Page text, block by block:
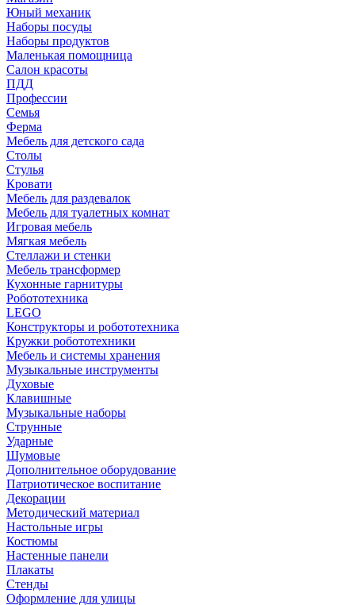
Юный механик
Наборы посуды
Наборы продуктов
Маленькая помощница
Салон красоты
ПДД
Профессии
Семья
Ферма
Мебель для детского сада
Столы
Cтулья
Кровати
Мебель для раздевалок
Мебель для туалетных комнат
Игровая мебель
Мягкая мебель
Стеллажи и стенки
Мебель трансформер
Кухонные гарнитуры
Робототехника
LEGO
Конструкторы и робототехника
Кружки робототехники
Мебель и системы хранения
Музыкальные инструменты
Духовые
Клавишные
Музыкальные наборы
Струнные
Ударные
Шумовые
Дополнительное оборудование
Патриотическое воспитание
Декорации
Методический материал
Настольные игры
Костюмы
Настенные панели
Плакаты
Стенды
Оформление для улицы